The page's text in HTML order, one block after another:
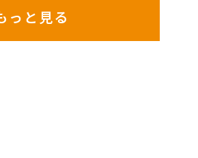
っと見る